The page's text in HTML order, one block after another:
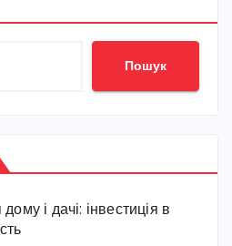
Пошук
і дачі: інвестиція в